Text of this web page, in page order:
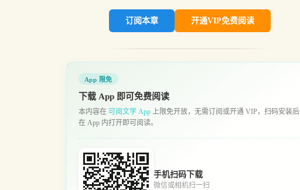
订阅本章 开通VIP免费阅读
App 限免
下载 App 即可免费阅读
本内容在 可阅文学 App 上限免开放，无需订阅或开通 VIP，扫码安装后
在 App 内打开即可阅读。
手机扫码下载
微信或相机扫一扫